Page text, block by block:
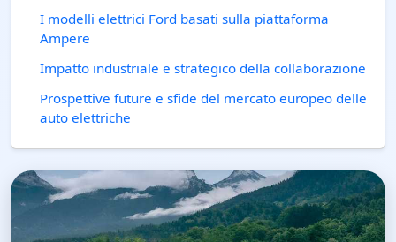
I modelli elettrici Ford basati sulla piattaforma
Ampere
Impatto industriale e strategico della collaborazione
Prospettive future e sfide del mercato europeo delle
auto elettriche